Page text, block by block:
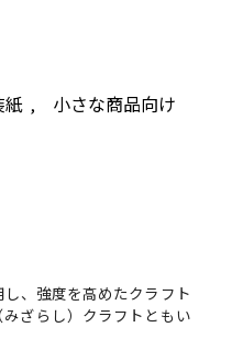
紙,
小さな商品向け
、強度を高めたクラフト
ざらし）クラフトともい